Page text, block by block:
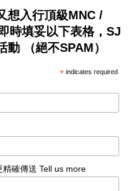
想入行頂級MNC /
時填妥以下表格，SJ
（絕不SPAM）
* indicates required
確傳送 Tell us more